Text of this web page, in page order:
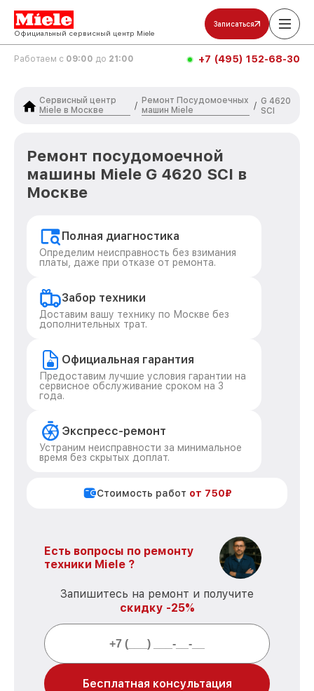
Официальный сервисный центр Miele
Записаться
Работаем с 09:00 до 21:00 +7 (495) 152-68-30
Сервисный центр
Miele в Москве
/
Ремонт Посудомоечных
машин Miele
/ G 4620
SCI
Ремонт посудомоечной
машины Miele G 4620 SCI в
Москве
Полная диагностика
Определим неисправность без взимания
платы, даже при отказе от ремонта.
Забор техники
Доставим вашу технику по Москве без
дополнительных трат.
Официальная гарантия
Предоставим лучшие условия гарантии на
сервисное обслуживание сроком на 3
года.
Экспресс-ремонт
Устраним неисправности за минимальное
время без скрытых доплат.
Стоимость работ от 750₽
Есть вопросы по ремонту
техники Miele ?
Запишитесь на ремонт и получите
скидку -25%
Бесплатная консультация